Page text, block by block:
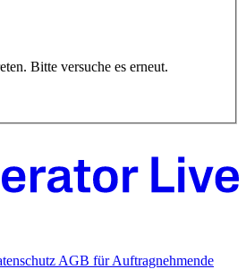
Bitte versuche es erneut.
AGB für Auftragnehmende